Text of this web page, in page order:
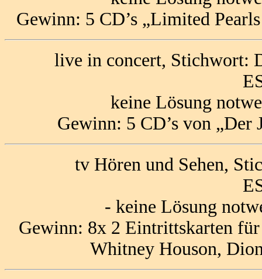
Gewinn: 5 CD’s „Limited
live in concert, Stichwort:
keine Lösung
Gewinn: 5 CD’s von
tv Hören und Sehen,
- keine Lösung
Gewinn: 8x 2 Eintrittskarten
Whitney Houson,